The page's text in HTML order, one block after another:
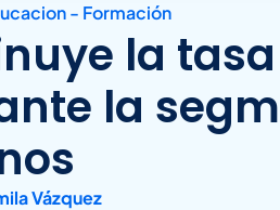
- Formación
la
la
Vázquez